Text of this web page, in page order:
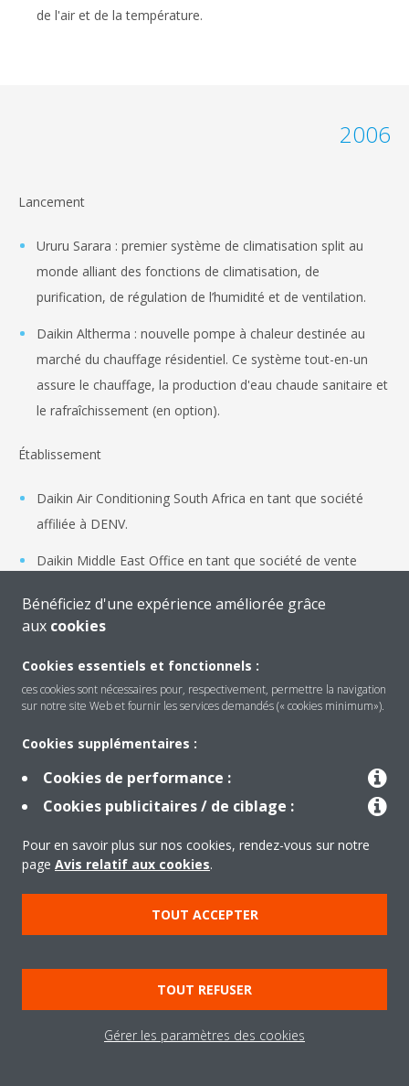
de l'air et de la température.
2006
Lancement
Ururu Sarara : premier système de climatisation split au
monde alliant des fonctions de climatisation, de
purification, de régulation de l’humidité et de ventilation.
Daikin Altherma : nouvelle pompe à chaleur destinée au
marché du chauffage résidentiel. Ce système tout-en-un
assure le chauffage, la production d'eau chaude sanitaire et
le rafraîchissement (en option).
Établissement
Daikin Air Conditioning South Africa en tant que société
affiliée à DENV.
Daikin Middle East Office en tant que société de vente
Daikin Air Conditioning Greece SA en tant que filiale de
Daikin Device Czech Republic s.r.o, usine de fabrication de
compresseurs à Brno, pour fournir des compresseurs à
notre usine de Pilsen.
Daikin Europe Irish Office.
Acquisition
Par DIL d’OYL Industries, société mère de McQuay
permettent à DENV d’élargir sa gamme de produits pour
inclure des unités de traitement de l’air et des groupes d’eau
Bénéficiez d'une expérience améliorée grâce
aux cookies
Cookies essentiels et fonctionnels :
ces cookies sont nécessaires pour, respectivement, permettre la navigation
sur notre site Web et fournir les services demandés (« cookies minimum»).
Cookies supplémentaires :
Cookies de performance :
Cookies publicitaires / de ciblage :
Pour en savoir plus sur nos cookies, rendez-vous sur notre
page Avis relatif aux cookies.
TOUT ACCEPTER
TOUT REFUSER
Gérer les paramètres des cookies